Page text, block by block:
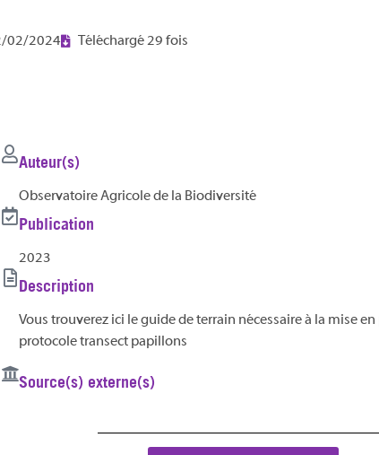
02/2024
Téléchargé 29 fois
Auteur(s)
Observatoire Agricole de la Biodiversité
Publication
2023
Description
Vous trouverez ici le guide de terrain nécessaire à la mise en
protocole transect papillons
Source(s) externe(s)